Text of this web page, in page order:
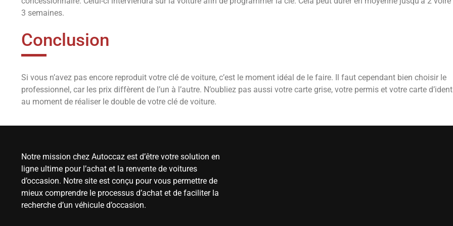
3 semaines.
Conclusion
Si vous n’avez pas encore reproduit votre clé de voiture, c’est le moment idéal de le faire. Il faut cependant bien choisir le
professionnel, car les prix diffèrent de l’un à l’autre. N’oubliez pas aussi votre carte grise, votre permis et votre carte
au moment de réaliser le double de votre clé de voiture.
Notre mission chez Autoccaz est d’être votre solution en
ligne ultime pour l’achat et la renvente de voitures
d’occasion. Notre site est conçu pour vous permettre de
mieux comprendre le processus d’achat et de faciliter la
recherche d’un véhicule d’occasion.